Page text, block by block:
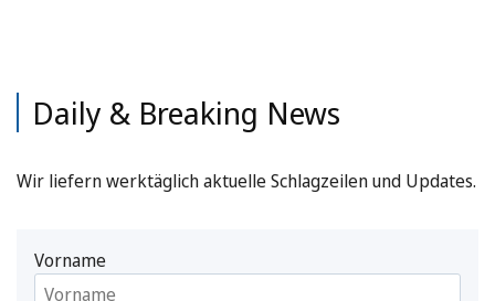
Daily & Breaking News
Wir liefern werktäglich aktuelle Schlagzeilen und Updates.
Vorname